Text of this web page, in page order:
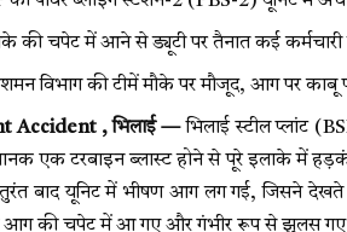
की चपेट में आने से ड्यूटी पर तैनात कई कर्मचारी
विभाग की टीमें मौके पर मौजूद, आग पर काबू
Accident , भिलाई —भिलाई स्टील प्लांट
एक टरबाइन ब्लास्ट होने से पूरे इलाके में
बाद यूनिट में भीषण आग लग गई, जिसने देखते
आग की चपेट में आ गए और गंभीर रूप से झुलस गए